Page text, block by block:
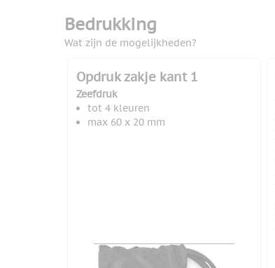
Bedrukking
Wat zijn de mogelijkheden?
Opdruk zakje kant 1
Zeefdruk
tot 4 kleuren
max 60 x 20 mm